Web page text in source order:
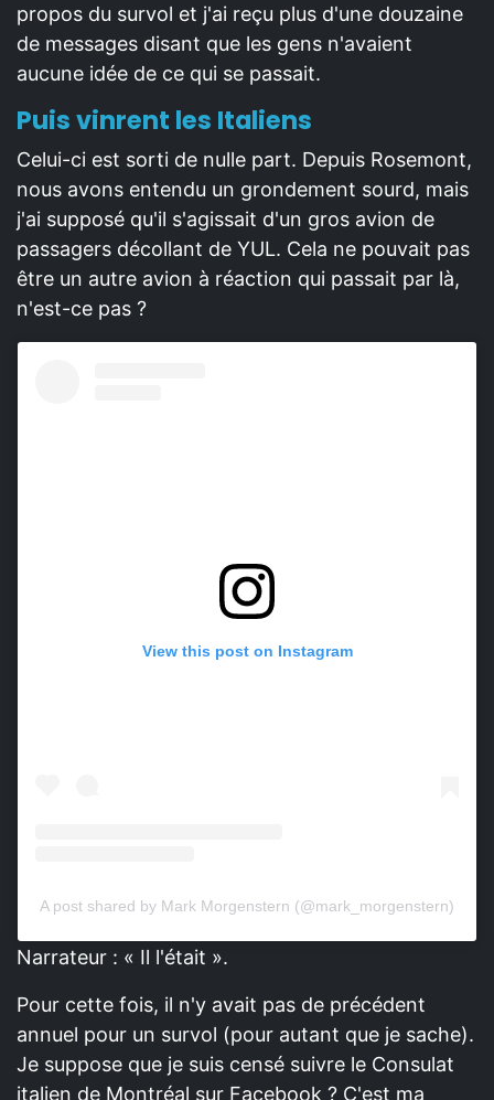
propos du survol et j'ai reçu plus d'une douzaine
de messages disant que les gens n'avaient
aucune idée de ce qui se passait.
Puis vinrent les Italiens
Celui-ci est sorti de nulle part. Depuis Rosemont,
nous avons entendu un grondement sourd, mais
j'ai supposé qu'il s'agissait d'un gros avion de
passagers décollant de YUL. Cela ne pouvait pas
être un autre avion à réaction qui passait par là,
n'est-ce pas ?
View this post on Instagram
A post shared by Mark Morgenstern (@mark_morgenstern)
Narrateur : « Il l'était ».
Pour cette fois, il n'y avait pas de précédent
annuel pour un survol (pour autant que je sache).
Je suppose que je suis censé suivre le Consulat
italien de Montréal sur Facebook ? C'est ma